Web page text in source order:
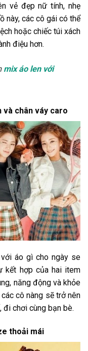
vẻ đẹp nữ tính, nhẹ
này, các cô gái có thể
hoặc chiếc túi xách
điệu hơn.
mix áo len với
và chân váy caro
áo gì cho ngày se
kết hợp của hai item
năng động và khỏe
cô nàng sẽ trở nên
đi chơi cùng bạn bè.
thoải mái